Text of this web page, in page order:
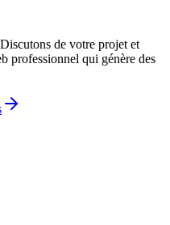
de votre projet et
professionnel qui génère des